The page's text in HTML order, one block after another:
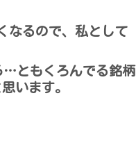
なるので、私として
…ともくろんでる銘柄
います。